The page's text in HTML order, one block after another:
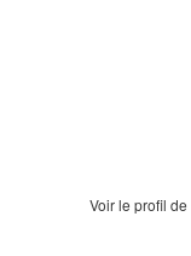
Voir le profil de